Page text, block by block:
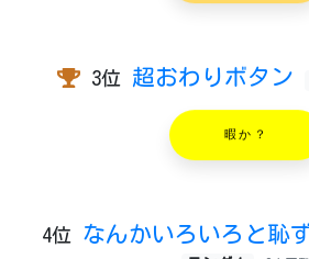
3位 超おわりボタン
暇か？
4位 なんかいろいろと恥